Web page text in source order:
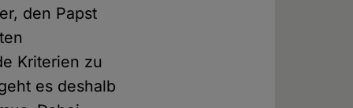
den Papst
Kriterien zu
es deshalb